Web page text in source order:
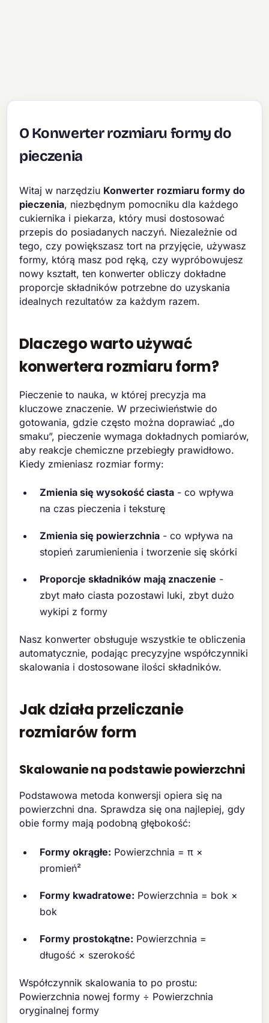
O Konwerter rozmiaru formy do
pieczenia
Witaj w narzędziu Konwerter rozmiaru formy do
pieczenia, niezbędnym pomocniku dla każdego
cukiernika i piekarza, który musi dostosować
przepis do posiadanych naczyń. Niezależnie od
tego, czy powiększasz tort na przyjęcie, używasz
formy, którą masz pod ręką, czy wypróbowujesz
nowy kształt, ten konwerter obliczy dokładne
proporcje składników potrzebne do uzyskania
idealnych rezultatów za każdym razem.
Dlaczego warto używać
konwertera rozmiaru form?
Pieczenie to nauka, w której precyzja ma
kluczowe znaczenie. W przeciwieństwie do
gotowania, gdzie często można doprawiać „do
smaku”, pieczenie wymaga dokładnych pomiarów,
aby reakcje chemiczne przebiegły prawidłowo.
Kiedy zmieniasz rozmiar formy:
Zmienia się wysokość ciasta - co wpływa
na czas pieczenia i teksturę
Zmienia się powierzchnia - co wpływa na
stopień zarumienienia i tworzenie się skórki
Proporcje składników mają znaczenie -
zbyt mało ciasta pozostawi luki, zbyt dużo
wykipi z formy
Nasz konwerter obsługuje wszystkie te obliczenia
automatycznie, podając precyzyjne współczynniki
skalowania i dostosowane ilości składników.
Jak działa przeliczanie
rozmiarów form
Skalowanie na podstawie powierzchni
Podstawowa metoda konwersji opiera się na
powierzchni dna. Sprawdza się ona najlepiej, gdy
obie formy mają podobną głębokość:
Formy okrągłe: Powierzchnia = π ×
promień²
Formy kwadratowe: Powierzchnia = bok ×
bok
Formy prostokątne: Powierzchnia =
długość × szerokość
Współczynnik skalowania to po prostu:
Powierzchnia nowej formy ÷ Powierzchnia
oryginalnej formy